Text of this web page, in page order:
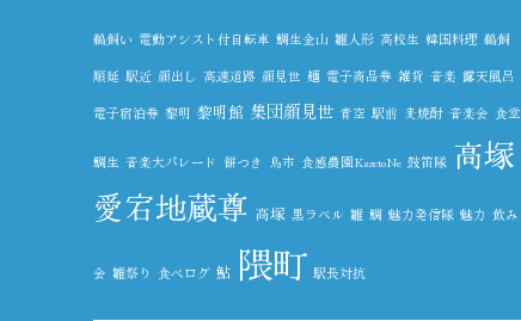
鵜飼い 電動アシスト付自転車 鯛生金山 雛人形 高校生 韓国料理 鵜飼
順延 駅近 顔出し 高速道路 顔見世 麺 電子商品券 雑貨 音楽 露天風呂
電子宿泊券 黎明 黎明館 集団顔見世 青空 駅前 麦焼酎 音楽会 食堂
鯛生 音楽大パレード 餅つき 鳥市 食感農園KazetoNe 鼓笛隊 高塚
愛宕地蔵尊 高塚 黒ラベル 雛 鯛 魅力発信隊 魅力 飲み
会 雛祭り 食べログ 鮎 隈町 駅長対抗